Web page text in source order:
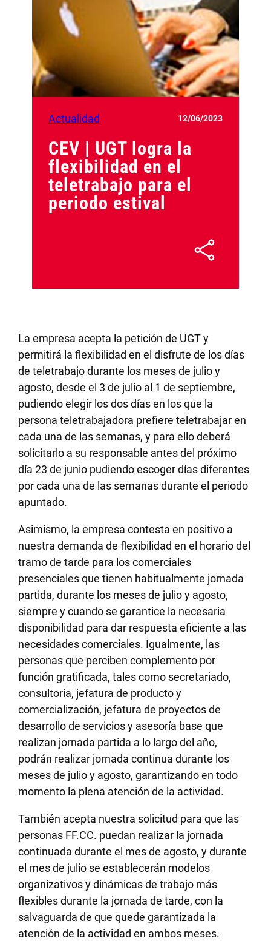
Actualidad 12/06/2023
CEV | UGT logra la
flexibilidad en el
teletrabajo para el
periodo estival
La empresa acepta la petición de UGT y
permitirá la flexibilidad en el disfrute de los días
de teletrabajo durante los meses de julio y
agosto, desde el 3 de julio al 1 de septiembre,
pudiendo elegir los dos días en los que la
persona teletrabajadora prefiere teletrabajar en
cada una de las semanas, y para ello deberá
solicitarlo a su responsable antes del próximo
día 23 de junio pudiendo escoger días diferentes
por cada una de las semanas durante el periodo
apuntado.
Asimismo, la empresa contesta en positivo a
nuestra demanda de flexibilidad en el horario del
tramo de tarde para los comerciales
presenciales que tienen habitualmente jornada
partida, durante los meses de julio y agosto,
siempre y cuando se garantice la necesaria
disponibilidad para dar respuesta eficiente a las
necesidades comerciales. Igualmente, las
personas que perciben complemento por
función gratificada, tales como secretariado,
consultoría, jefatura de producto y
comercialización, jefatura de proyectos de
desarrollo de servicios y asesoría base que
realizan jornada partida a lo largo del año,
podrán realizar jornada continua durante los
meses de julio y agosto, garantizando en todo
momento la plena atención de la actividad.
También acepta nuestra solicitud para que las
personas FF.CC. puedan realizar la jornada
continuada durante el mes de agosto, y durante
el mes de julio se establecerán modelos
organizativos y dinámicas de trabajo más
flexibles durante la jornada de tarde, con la
salvaguarda de que quede garantizada la
atención de la actividad en ambos meses.